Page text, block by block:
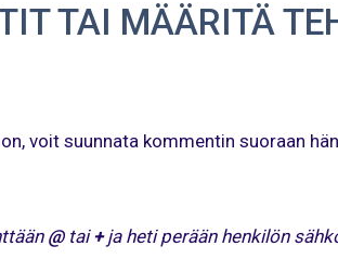
TAI MÄÄRITÄ
voit suunnata kommentin suoraan
@tai+ja heti perään henkilön